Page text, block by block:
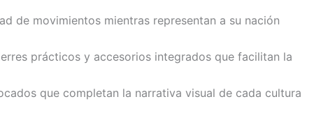
de movimientos mientras representan a su nación
prácticos y accesorios integrados que facilitan la
que completan la narrativa visual de cada cultura